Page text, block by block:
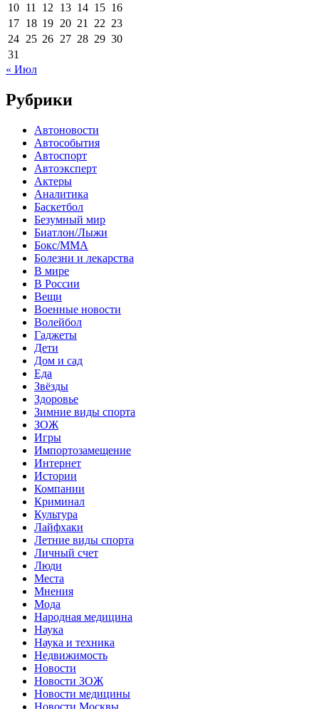
10 11 12 13 14 15 16
17 18 19 20 21 22 23
24 25 26 27 28 29 30
31
« Июл
Рубрики
Автоновости
Автособытия
Автоспорт
Автоэксперт
Актеры
Аналитика
Баскетбол
Безумный мир
Биатлон/Лыжи
Бокс/MMA
Болезни и лекарства
В мире
В России
Вещи
Военные новости
Волейбол
Гаджеты
Дети
Дом и сад
Еда
Звёзды
Здоровье
Зимние виды спорта
ЗОЖ
Игры
Импортозамещение
Интернет
Истории
Компании
Криминал
Культура
Лайфхаки
Летние виды спорта
Личный счет
Люди
Места
Мнения
Мода
Народная медицина
Наука
Наука и техника
Недвижимость
Новости
Новости ЗОЖ
Новости медицины
Новости Москвы